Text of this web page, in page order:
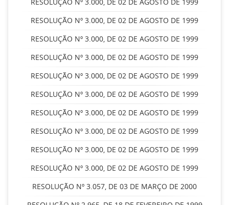
RESOLUÇÃO Nº 3.000, DE 02 DE AGOSTO DE 1999
RESOLUÇÃO Nº 3.000, DE 02 DE AGOSTO DE 1999
RESOLUÇÃO Nº 3.000, DE 02 DE AGOSTO DE 1999
RESOLUÇÃO Nº 3.000, DE 02 DE AGOSTO DE 1999
RESOLUÇÃO Nº 3.000, DE 02 DE AGOSTO DE 1999
RESOLUÇÃO Nº 3.000, DE 02 DE AGOSTO DE 1999
RESOLUÇÃO Nº 3.000, DE 02 DE AGOSTO DE 1999
RESOLUÇÃO Nº 3.000, DE 02 DE AGOSTO DE 1999
RESOLUÇÃO Nº 3.000, DE 02 DE AGOSTO DE 1999
RESOLUÇÃO Nº 3.057, DE 03 DE MARÇO DE 2000